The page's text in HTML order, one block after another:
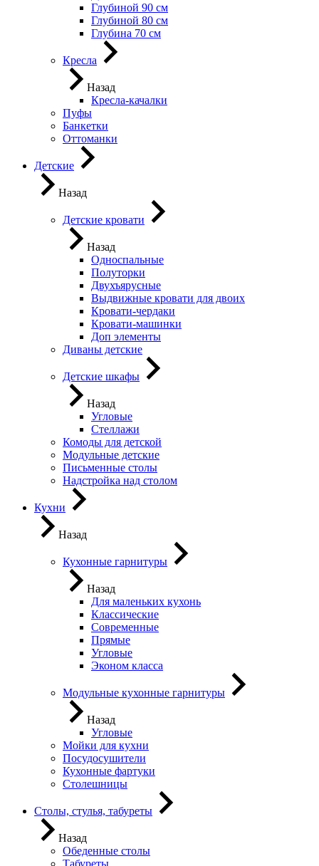
Глубиной 90 см
Глубиной 80 см
Глубина 70 см
Кресла
Назад
Кресла-качалки
Пуфы
Банкетки
Оттоманки
Детские
Назад
Детские кровати
Назад
Односпальные
Полуторки
Двухъярусные
Выдвижные кровати для двоих
Кровати-чердаки
Кровати-машинки
Доп элементы
Диваны детские
Детские шкафы
Назад
Угловые
Стеллажи
Комоды для детской
Модульные детские
Письменные столы
Надстройка над столом
Кухни
Назад
Кухонные гарнитуры
Назад
Для маленьких кухонь
Классические
Современные
Прямые
Угловые
Эконом класса
Модульные кухонные гарнитуры
Назад
Угловые
Мойки для кухни
Посудосушители
Кухонные фартуки
Столешницы
Столы, стулья, табуреты
Назад
Обеденные столы
Табуреты